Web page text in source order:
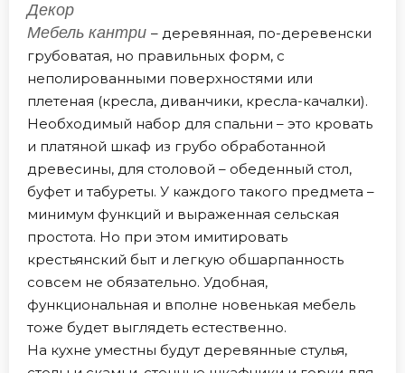
Декор
Мебель кантри – деревянная, по-деревенски
грубоватая, но правильных форм, с
неполированными поверхностями или
плетеная (кресла, диванчики, кресла-качалки).
Необходимый набор для спальни – это кровать
и платяной шкаф из грубо обработанной
древесины, для столовой – обеденный стол,
буфет и табуреты. У каждого такого предмета –
минимум функций и выраженная сельская
простота. Но при этом имитировать
крестьянский быт и легкую обшарпанность
совсем не обязательно. Удобная,
функциональная и вполне новенькая мебель
тоже будет выглядеть естественно.
На кухне уместны будут деревянные стулья,